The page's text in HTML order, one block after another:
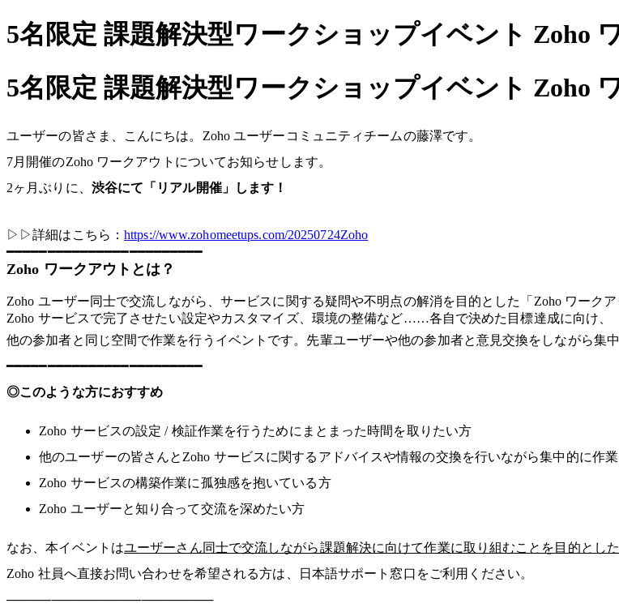
5名限定 課題解決型ワークショップイベント Zoho
5名限定 課題解決型ワークショップイベント Zoho
ユーザーの皆さま、こんにちは。 Zoho ユーザーコミュニティチームの藤澤です。
7月開催のZoho ワークアウトについてお知らせします。
2ヶ月ぶりに、 渋谷にて「リアル開催」します！
▷▷詳細はこちら： https://www.zohomeetups.com/20250724Zoho
━━━━━━━━━━━━━━━━━━━━━━━━
Zoho ワークアウトとは？
Zoho ユーザー同士で交流しながら、サービスに関する疑問や不明点の解消を目的とした「Zoho ワークア
Zoho サービスで完了させたい設定やカスタマイズ、環境の整備など……各自で決めた目標達成に向け、
他の参加者と同じ空間で作業を行うイベントです。先輩ユーザーや他の参加者と意見交換をしながら集
━━━━━━━━━━━━━━━━━━━━━━━━
◎このような方におすすめ
Zoho サービスの設定 / 検証作業を行うためにまとまった時間を取りたい方
他のユーザーの皆さんとZoho サービスに関するアドバイスや情報の交換を行いながら集中的に作
Zoho サービスの構築作業に孤独感を抱いている方
Zoho ユーザーと知り合って交流を深めたい方
なお、本イベントはユーザーさん同士で交流しながら課題解決に向けて作業に取り組むことを目的とした
Zoho 社員へ直接お問い合わせを希望される方は、日本語サポート窓口をご利用ください。
───────────────────────